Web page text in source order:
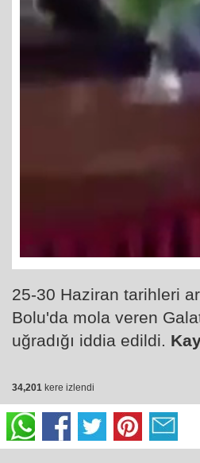
25-30 Haziran tarihleri
Bolu'da mola veren
uğradığı iddia edildi.
34,201 kere izlendi